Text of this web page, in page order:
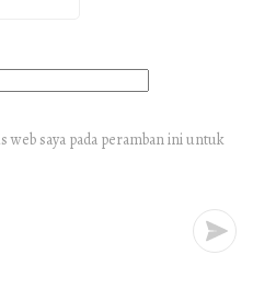
web saya pada peramban ini untuk